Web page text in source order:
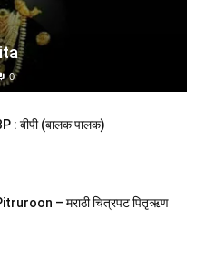
How to free yourself,
real happiness
5, 2026 16:50 GMT +05:30 -
0
: बीपी (बालक पालक)
– मराठी चित्रपट पितृऋण